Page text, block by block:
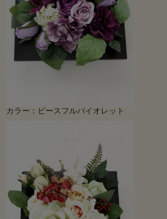
カラー：ピースフルバイオレット